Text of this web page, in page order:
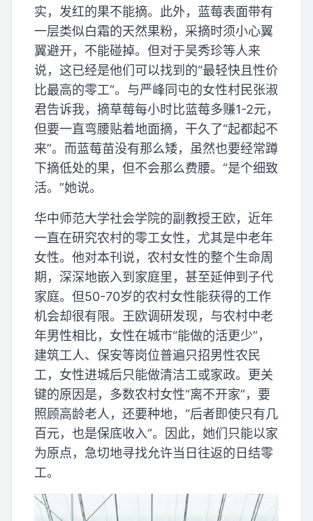
实，发红的果不能摘。此外，蓝莓表面带有
一层类似白霜的天然果粉，采摘时须小心翼
翼避开，不能碰掉。但对于吴秀珍等人来
说，这已经是他们可以找到的“最轻快且性价
比最高的零工”。与严峰同屯的女性村民张淑
君告诉我，摘草莓每小时比蓝莓多赚1-2元，
但要一直弯腰贴着地面摘，干久了“起都起不
来”。而蓝莓苗没有那么矮，虽然也要经常蹲
下摘低处的果，但不会那么费腰。“是个细致
活。”她说。
华中师范大学社会学院的副教授王欧，近年
一直在研究农村的零工女性，尤其是中老年
女性。他对本刊说，农村女性的整个生命周
期，深深地嵌入到家庭里，甚至延伸到子代
家庭。但50-70岁的农村女性能获得的工作
机会却很有限。王欧调研发现，与农村中老
年男性相比，女性在城市“能做的活更少”，
建筑工人、保安等岗位普遍只招男性农民
工，女性进城后只能做清洁工或家政。更关
键的原因是，多数农村女性“离不开家”，要
照顾高龄老人，还要种地，“后者即使只有几
百元，也是保底收入”。因此，她们只能以家
为原点，急切地寻找允许当日往返的日结零
工。